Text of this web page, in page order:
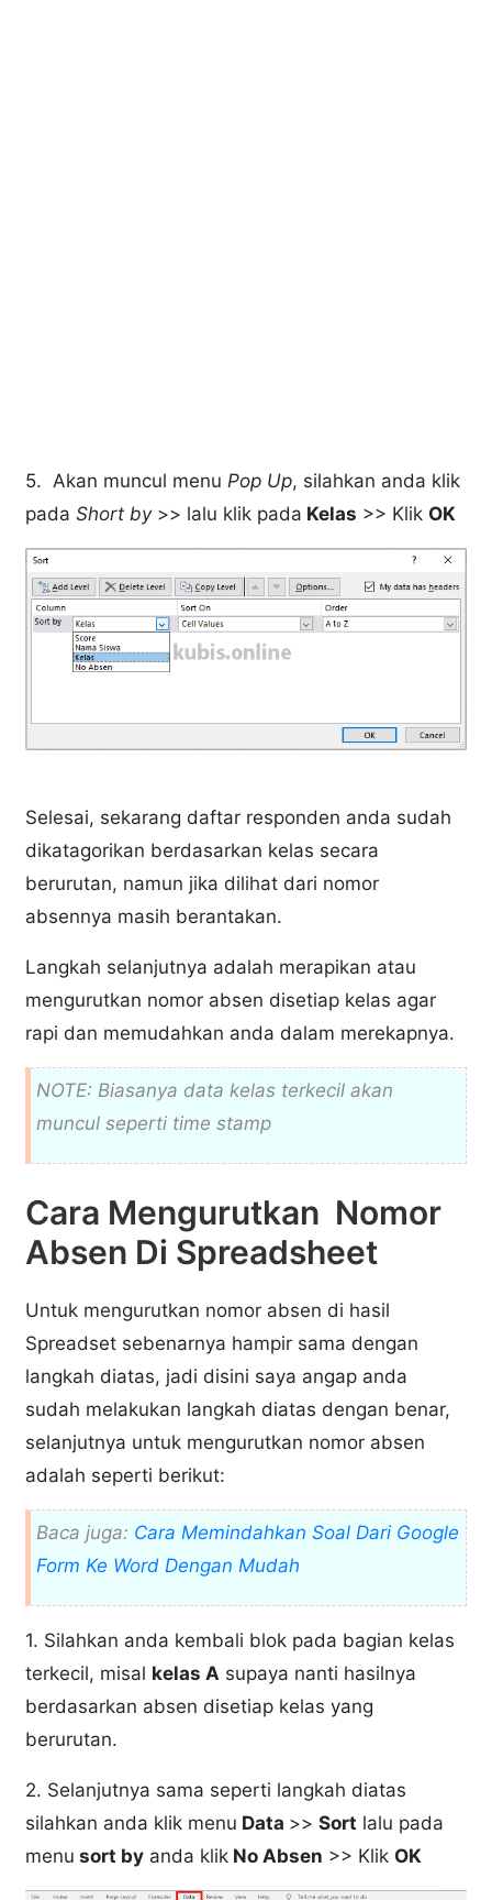
5. Akan muncul menu Pop Up, silahkan anda klik
padaShort by>> lalu klik pada Kelas >> Klik OK
Selesai, sekarang daftar responden anda sudah
dikatagorikan berdasarkan kelas secara
berurutan, namun jika dilihat dari nomor
absennya masih berantakan.
Langkah selanjutnya adalah merapikan atau
mengurutkan nomor absen disetiap kelas agar
rapi dan memudahkan anda dalam merekapnya.
NOTE: Biasanya data kelas terkecil akan
muncul seperti time stamp
Cara Mengurutkan Nomor
Absen Di Spreadsheet
Untuk mengurutkan nomor absen di hasil
Spreadset sebenarnya hampir sama dengan
langkah diatas, jadi disini saya angap anda
sudah melakukan langkah diatas dengan benar,
selanjutnya untuk mengurutkan nomor absen
adalah seperti berikut:
Baca juga: Cara Memindahkan Soal Dari Google
Form Ke Word Dengan Mudah
1. Silahkan anda kembali blok pada bagian kelas
terkecil, misal kelas A supaya nanti hasilnya
berdasarkan absen disetiap kelas yang
berurutan.
2. Selanjutnya sama seperti langkah diatas
silahkan anda klik menu Data >>Sort lalu pada
menu sort by anda klik No Absen >> Klik OK